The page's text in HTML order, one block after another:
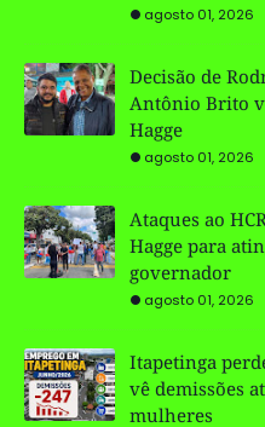
agosto 01, 2026
Decisão de
Antônio Brito
Hagge
agosto 01, 2026
Ataques ao
Hagge para
governador
agosto 01, 2026
Itapetinga
vê demissões
mulheres